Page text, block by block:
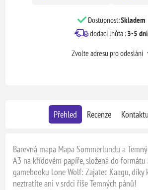
Dostupnost:Skladem
dodací lhůta :3-5 dní
Zvolte adresu pro odeslání
Přehled Recenze
Barevná mapa Mapa Sommerlundu a
A3 na křídovém papíře, složená do formátu
gamebooku Lone Wolf: Zajatec Kaagu, díky
neztratíte ani v srdci říše Temných pánů!